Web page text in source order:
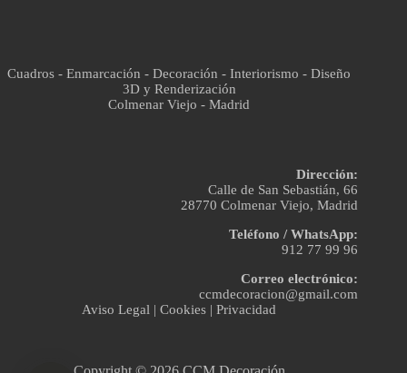
Cuadros - Enmarcación - Decoración - Interiorismo - Diseño
3D y Renderización
Colmenar Viejo - Madrid
Dirección:
Calle de San Sebastián, 66
28770 Colmenar Viejo, Madrid
Teléfono / WhatsApp:
912 77 99 96
Correo electrónico:
ccmdecoracion@gmail.com
Aviso Legal |Cookies |Privacidad